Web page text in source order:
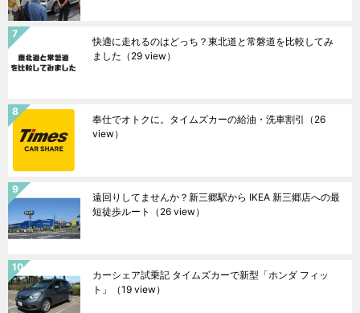
快適に走れるのはどっち？東北道と常磐道を比較してみ
ました （29 view）
奉仕でオトクに。タイムズカーの給油・洗車割引 （26
view）
遠回りしてませんか？新三郷駅から IKEA 新三郷店への最
短徒歩ルート
（26 view）
カーシェア試乗記 タイムズカーで新型「ホンダ フィッ
ト」
（19 view）